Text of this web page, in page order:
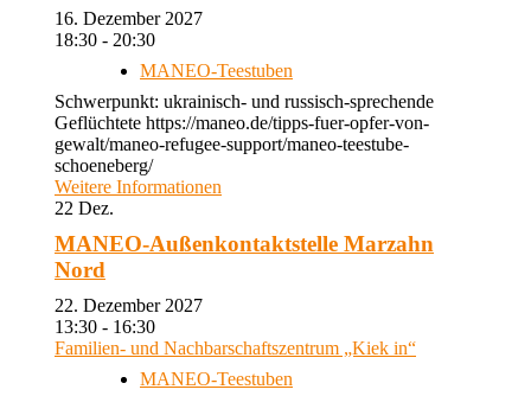
16. Dezember 2027
18:30 - 20:30
MANEO-Teestuben
Schwerpunkt: ukrainisch- und russisch-sprechende
Geflüchtete https://maneo.de/tipps-fuer-opfer-von-
gewalt/maneo-refugee-support/maneo-teestube-
schoeneberg/
Weitere Informationen
22 Dez.
MANEO-Außenkontaktstelle Marzahn
Nord
22. Dezember 2027
13:30 - 16:30
Familien- und Nachbarschaftszentrum „Kiek in“
MANEO-Teestuben